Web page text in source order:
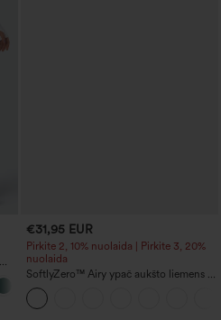
€31,95 EUR
Pirkite 2, 10% nuolaida | Pirkite 3, 20%
nuolaida
SoftlyZero™ Airy ypač aukšto liemens 2
viename InstantCool jogos šortai su
kišenėmis